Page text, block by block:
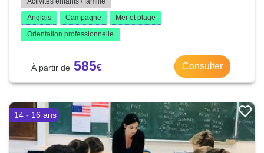
Anglais
Campagne
Mer et plage
Orientation professionnelle
585 Consulter
14 - 16 ans